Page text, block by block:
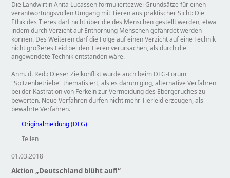
Die Landwirtin Anita Lucassen formuliertezwei Grundsätze für einen
verantwortungsvollen Umgang mit Tieren aus praktischer Sicht: Die
Ethik des Tieres darf nicht über die des Menschen gestellt werden, etwa
indem durch Verzicht auf Enthornung Menschen gefährdet werden
können. Des Weiteren darf die Folge auf einen Verzicht auf eine Technik
nicht größeres Leid bei den Tieren verursachen, als durch die
angewendete Technik entstanden wäre.
Anm. d. Red.: Dieser Zielkonflikt wurde auch beim DLG-Forum
Spitzenbetriebe thematisiert, als es darum ging, alternative Verfahren
bei der Kastration von Ferkeln zur Vermeidung des Ebergeruches zu
bewerten. Neue Verfahren dürfen nicht mehr Tierleid erzeugen, als
bewährte Verfahren.
Originalmeldung (DLG)
Teilen
01.03.2018
Aktion „Deutschland blüht auf!“